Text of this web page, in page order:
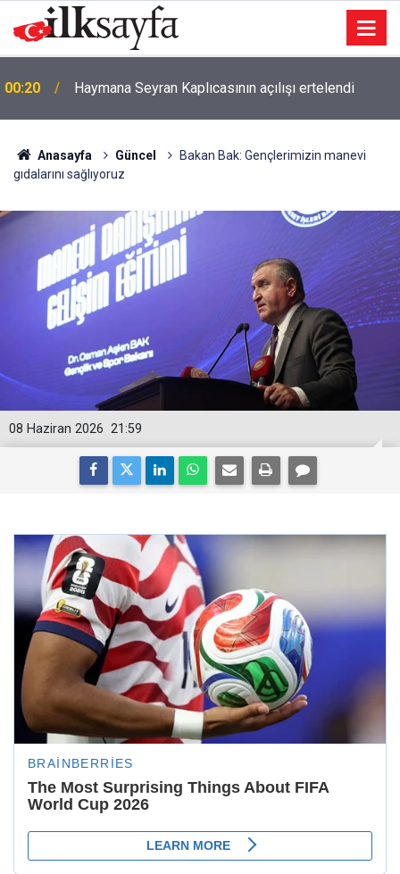
23:03 Şarkıcı Cansever hayatını kaybetti
Anasayfa Güncel
Bakan Bak: Gençlerimizin manevi
gıdalarını sağlıyoruz
21:59
08 Haziran 2026